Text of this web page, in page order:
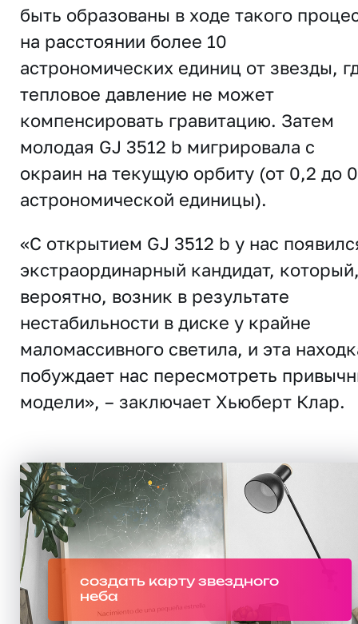
быть образованы в ходе такого
на расстоянии более 10
астрономических единиц от звезды,
тепловое давление не может
компенсировать гравитацию. Затем
молодая GJ 3512 b мигрировала с
окраин на текущую орбиту (от 0,2 до
астрономической единицы).
«C открытием GJ 3512 b у нас
экстраординарный кандидат,
вероятно, возник в результате
нестабильности в диске у крайне
маломассивного светила, и эта
побуждает нас пересмотреть
модели», – заключает Хьюберт Клар.
создать карту звездного
неба